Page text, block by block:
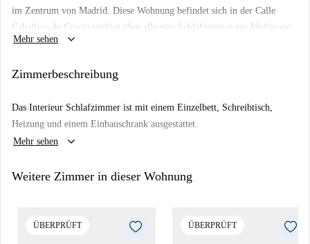
im Zentrum von Madrid. Diese Wohnung befindet sich in der Calle
Caballero de Gracia verfügt über alle vier Schlafzimmer zur Verfügung
zu vermieten und mit anderen teilen zwei Toilettenräume und ein
Wi-Fi ist installiert und bereit zu gehen, machen diesen Ort perfekt und
Schlafzimmer mit einem Doppelbett, mit Ausnahme Schlafzimmer 4, die
ein Einzelbett verfügt. Das Wohnzimmer ist gemütlich und ist mit einem
schönen weißen Sofa und Tisch ausgestattet, die bis zu vier Personen
Küche ist komplett ausgestattet und verfügt über viel Stauraum und eine
Mehr sehen keyboard_arrow_down
Zimmerbeschreibung
Das Interieur Schlafzimmer ist mit einem Einzelbett, Schreibtisch,
Heizung und einem Einbauschrank ausgestattet.
Mehr sehen
keyboard_arrow_down
Weitere Zimmer in dieser Wohnung
ÜBERPRÜFT ÜBERPRÜFT